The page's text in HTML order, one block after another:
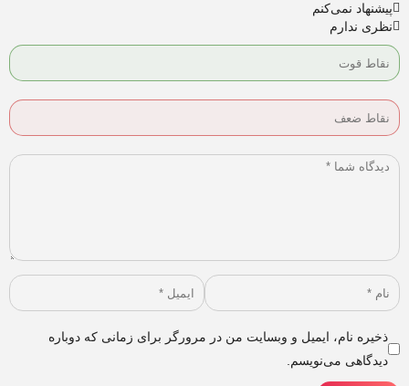
پیشنهاد نمی‌کنم
نظری ندارم
ذخیره نام، ایمیل و وبسایت من در مرورگر برای زمانی که دوباره
دیدگاهی می‌نویسم.